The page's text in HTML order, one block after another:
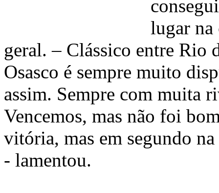
lugar na
geral. – Clássico entre Rio
Osasco é sempre muito
assim. Sempre com muita
Vencemos, mas não foi
vitória, mas em segundo
- lamentou.